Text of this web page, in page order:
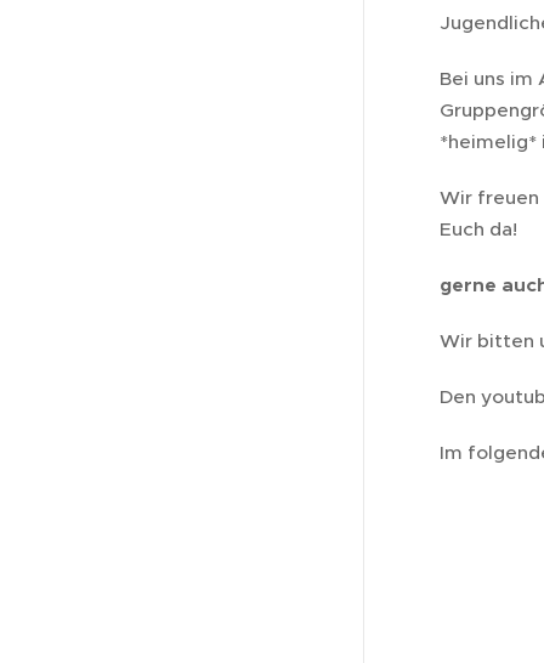
Bei uns im
*heimelig*
Wir freuen
Euch da!
gerne
Wir bitten
Den
Im